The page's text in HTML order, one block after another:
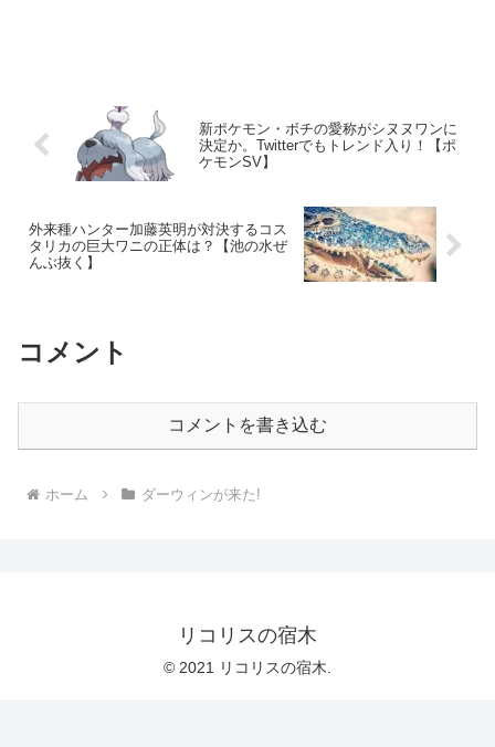
新ポケモン・ボチの愛称がシヌヌワンに
決定か。Twitterでもトレンド入り！【ポ
ケモンSV】
外来種ハンター加藤英明が対決するコス
タリカの巨大ワニの正体は？【池の水ぜ
んぶ抜く】
コメント
コメントを書き込む
ホーム ダーウィンが来た!
リコリスの宿木
© 2021 リコリスの宿木.